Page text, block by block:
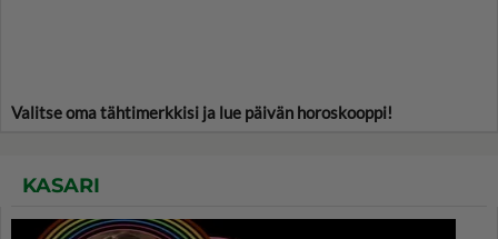
Valitse oma tähtimerkkisi ja lue päivän horoskooppi!
KASARI